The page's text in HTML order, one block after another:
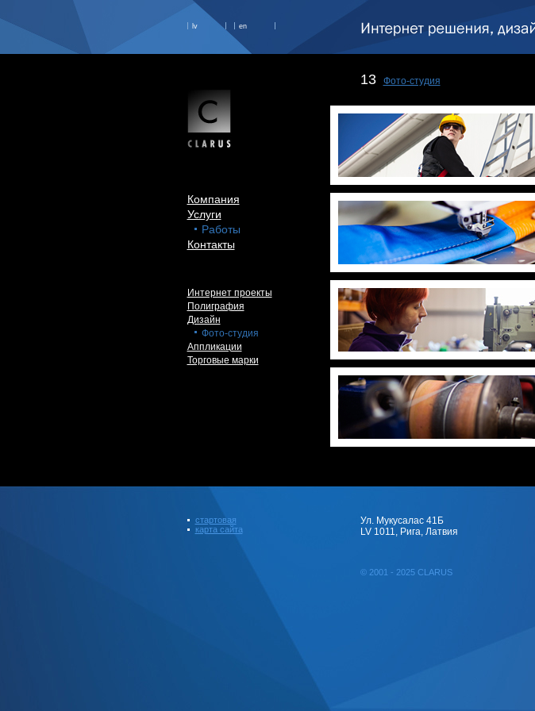
lv en
Компания
Услуги
Работы
Контакты
Интернет проекты
Полиграфия
Дизайн
Фото-студия
Аппликации
Торговые марки
13 Фото-студия
стартовая
карта сайта
Ул. Мукусалас 41Б
LV 1011, Рига, Латвия
© 2001 - 2025 CLARUS